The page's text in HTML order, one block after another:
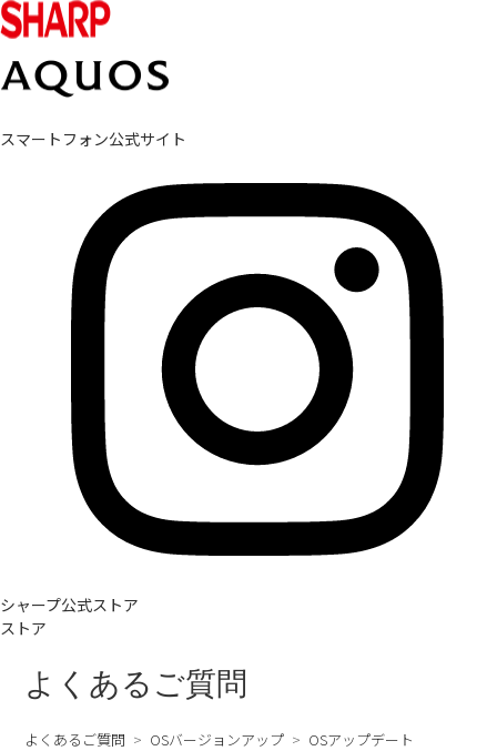
スマートフォン公式サイト
シャープ公式ストア
ストア
よくあるご質問
よくあるご質問 OSバージョンアップ
OSアップデート